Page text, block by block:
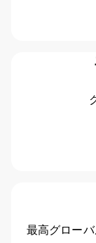
最高グロー